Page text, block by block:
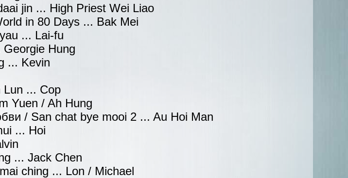
jin ... High Priest Wei Liao
in 80 Days ... Bak Mei
... Lai-fu
Hung
... Kevin
Lun ... Cop
Yuen / Ah Hung
/ San chat bye mooi 2 ... Au Hoi Man
... Hoi
... Jack Chen
ching ... Lon / Michael